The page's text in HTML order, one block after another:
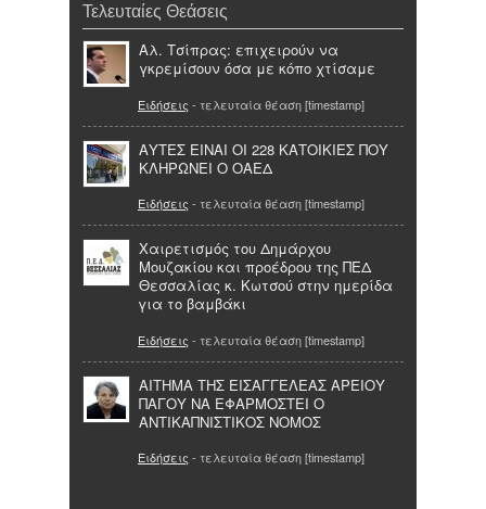
Τελευταίες Θεάσεις
Αλ. Τσίπρας: επιχειρούν να
γκρεμίσουν όσα με κόπο χτίσαμε
Ειδήσεις - τελευταία θέαση [timestamp]
ΑΥΤΕΣ ΕΙΝΑΙ ΟΙ 228 ΚΑΤΟΙΚΙΕΣ ΠΟΥ
ΚΛΗΡΩΝΕΙ Ο ΟΑΕΔ
Ειδήσεις - τελευταία θέαση [timestamp]
Χαιρετισμός του Δημάρχου
Μουζακίου και προέδρου της ΠΕΔ
Θεσσαλίας κ. Κωτσού στην ημερίδα
για το βαμβάκι
Ειδήσεις - τελευταία θέαση [timestamp]
ΑΙΤΗΜΑ ΤΗΣ ΕΙΣΑΓΓΕΛΕΑΣ ΑΡΕΙΟΥ
ΠΑΓΟΥ ΝΑ ΕΦΑΡΜΟΣΤΕΙ Ο
ΑΝΤΙΚΑΠΝΙΣΤΙΚΟΣ ΝΟΜΟΣ
Ειδήσεις - τελευταία θέαση [timestamp]